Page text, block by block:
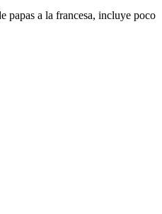
papas a la francesa, incluye poco